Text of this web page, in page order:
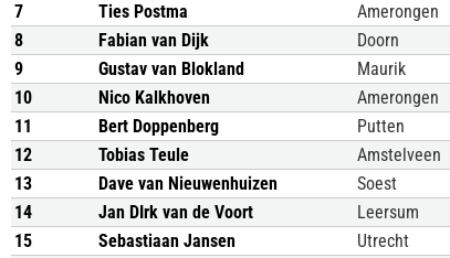
7
Ties Postma Amerongen
8
Fabian van Dijk Doorn
9
Gustav van Blokland Maurik
10
Nico Kalkhoven Amerongen
11
Bert Doppenberg Putten
12
Tobias Teule Amstelveen
13
Dave van Nieuwenhuizen Soest
14
Jan DIrk van de Voort Leersum
15
Sebastiaan Jansen Utrecht